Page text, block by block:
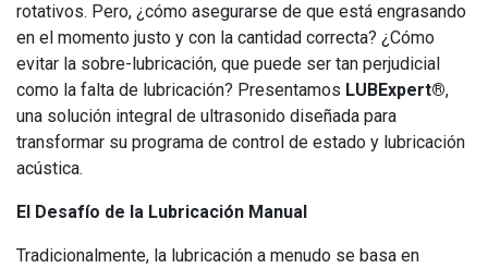
rotativos. Pero, ¿cómo asegurarse de que está engrasando
en el momento justo y con la cantidad correcta? ¿Cómo
evitar la sobre-lubricación, que puede ser tan perjudicial
como la falta de lubricación? Presentamos LUBExpert®,
una solución integral de ultrasonido diseñada para
transformar su programa de control de estado y lubricación
acústica.
El Desafío de la Lubricación Manual
Tradicionalmente, la lubricación a menudo se basa en